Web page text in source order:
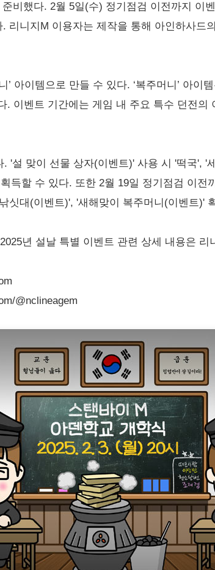
비했다. 2월 5일(수) 정기점검 이전까지 이
리니지M 이용자는 제작을 통해 아인하사드
’ 아이템으로 만들 수 있다. ‘복주머니’ 아
이벤트 기간에는 게임 내 주요 특수 던전의
'설 맞이 선물 상자(이벤트)' 사용 시 '떡국', '
득할 수 있다. 또한 2월 19일 정기점검 이전
싯대(이벤트)', '새해맞이 복주머니(이벤트)'
년 설날 특별 이벤트 관련 상세 내용은
@nclineagem